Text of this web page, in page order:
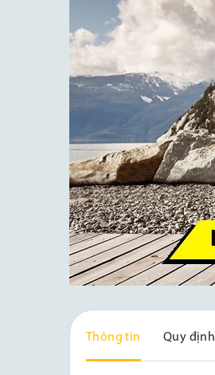
Thông tin Quy định